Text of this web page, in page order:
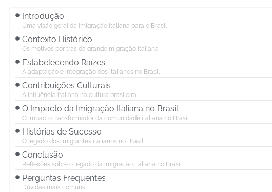
Introdução
Uma visão geral da imigração italiana para o Brasil
Contexto Histórico
Os motivos por trás da grande migração italiana
Estabelecendo Raízes
A adaptação e integração dos italianos no Brasil
Contribuições Culturais
A influência italiana na cultura brasileira
O Impacto da Imigração Italiana no Brasil
O impacto transformador da comunidade ítaliana no Brasil
Histórias de Sucesso
O legado dos imigrantes italianos no Brasil
Conclusão
Reflexões sobre o legado da imigração italiana no Brasil
Perguntas Frequentes
Dúvidas mais comuns